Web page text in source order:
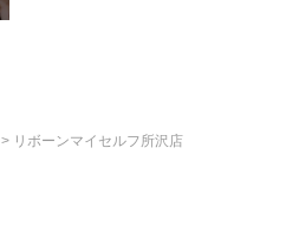
> リボーンマイセルフ所沢店